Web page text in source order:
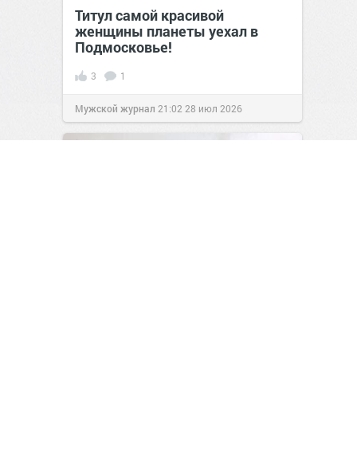
Титул самой красивой
женщины планеты уехал в
Подмосковье!
3 1
Мужской журнал 21:02 28 июл 2026